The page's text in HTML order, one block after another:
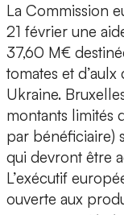
La Commission
21 février une
37,60 M€
tomates et
Ukraine.
montants limités
par bénéficiaire)
qui devront être
L’exécutif
ouverte aux